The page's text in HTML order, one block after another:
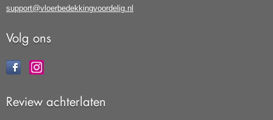
support@vloerbedekkingvoordelig.nl
Volg ons
Review achterlaten